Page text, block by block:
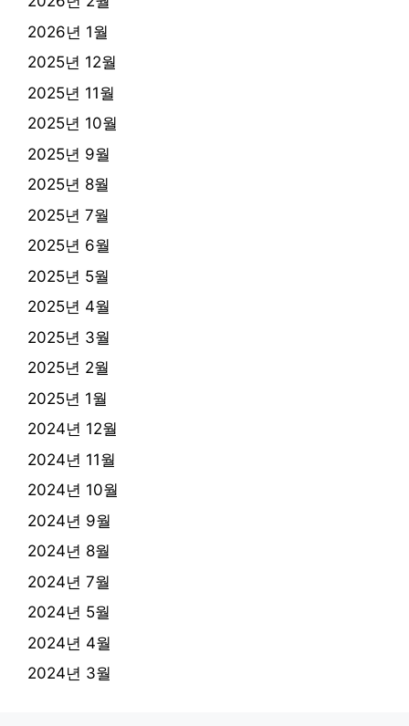
2026년 1월
2025년 12월
2025년 11월
2025년 10월
2025년 9월
2025년 8월
2025년 7월
2025년 6월
2025년 5월
2025년 4월
2025년 3월
2025년 2월
2025년 1월
2024년 12월
2024년 11월
2024년 10월
2024년 9월
2024년 8월
2024년 7월
2024년 5월
2024년 4월
2024년 3월